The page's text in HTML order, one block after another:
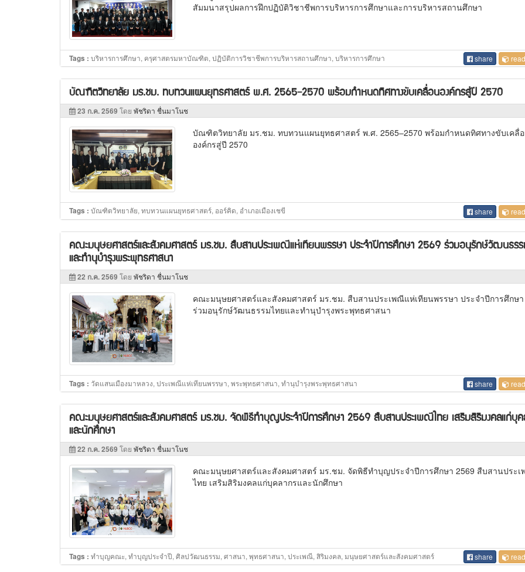
สัมมนาสรุปผลการฝึกปฏิบัติวิชาชีพการบริหารการศึกษาและการบริหารสถานศึกษา
Tags : บริหารการศึกษา, ครุศาสตรมหาบัณฑิต, ปฏิบัติการวิชาชีพการบริหารสถานศึกษา, บริหารการศึกษา share
บัณฑิตวิทยาลัย มร.ชม. ทบทวนแผนยุทธศาสตร์ พ.ศ. 2565–2570 พร้อมกำหนดทิศทางขับเคลื่อนองค์กรสู่ปี 2570
23 ก.ค. 2569 โดย พัชริดา ชื่นมาโนช
บัณฑิตวิทยาลัย มร.ชม. ทบทวนแผนยุทธศาสตร์ พ.ศ. 2565–2570 พร้อมกำหนดทิศทางขับเคลื่
องค์กรสู่ปี 2570
Tags : บัณฑิตวิทยาลัย, ทบทวนแผนยุทธศาสตร์, ออร์คิด, อำเภอเมืองเชขี share
คณะมนุษยศาสตร์และสังคมศาสตร์ มร.ชม. สืบสานประเพณีแห่เทียนพรรษา ประจำปีการศึกษา 2569 ร่วมอนุรักษ์วัฒนธร
และทำนุบำรุงพระพุทธศาสนา
22 ก.ค. 2569 โดย พัชริดา ชื่นมาโนช
คณะมนุษยศาสตร์และสังคมศาสตร์ มร.ชม. สืบสานประเพณีแห่เทียนพรรษา ประจำปีการศึกษา
ร่วมอนุรักษ์วัฒนธรรมไทยและทำนุบำรุงพระพุทธศาสนา
Tags : วัดแสนเมืองมาหลวง, ประเพณีแห่เทียนพรรษา, พระพุทธศาสนา, ทำนุบำรุงพระพุทธศาสนา share
คณะมนุษยศาสตร์และสังคมศาสตร์ มร.ชม. จัดพิธีทำบุญประจำปีการศึกษา 2569 สืบสานประเพณีไทย เสริมสิริมงคลแก่บุ
และนักศึกษา
22 ก.ค. 2569 โดย พัชริดา ชื่นมาโนช
คณะมนุษยศาสตร์และสังคมศาสตร์ มร.ชม. จัดพิธีทำบุญประจำปีการศึกษา 2569 สืบสานประ
ไทย เสริมสิริมงคลแก่บุคลากรและนักศึกษา
Tags : ทำบุญคณะ, ทำบุญประจำปี, ศิลปวัฒนธรรม, ศาสนา, พุทธศาสนา, ประเพณี, สิริมงคล, มนุษยศาสตร์และสังคมศาสตร์ share